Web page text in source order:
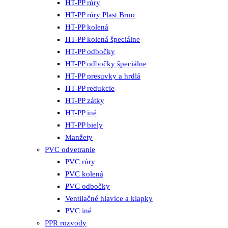
HT-PP rúry
HT-PP rúry Plast Brno
HT-PP kolená
HT-PP kolená špeciálne
HT-PP odbočky
HT-PP odbočky špeciálne
HT-PP presuvky a hrdlá
HT-PP redukcie
HT-PP zátky
HT-PP iné
HT-PP biely
Manžety
PVC odvetranie
PVC rúry
PVC kolená
PVC odbočky
Ventilačné hlavice a klapky
PVC iné
PPR rozvody